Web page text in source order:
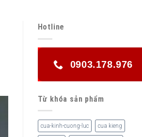
Hotline
0903.178.976
Từ khóa sản phẩm
cua-kinh-cuong-luc cua kieng